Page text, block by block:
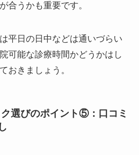
合うかも重要です。
平日の日中などは通いづらい
可能な診療時間かどうかはし
おきましょう。
選びのポイント⑤：口コミ